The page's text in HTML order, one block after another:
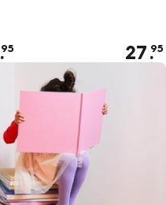
.95 27.95